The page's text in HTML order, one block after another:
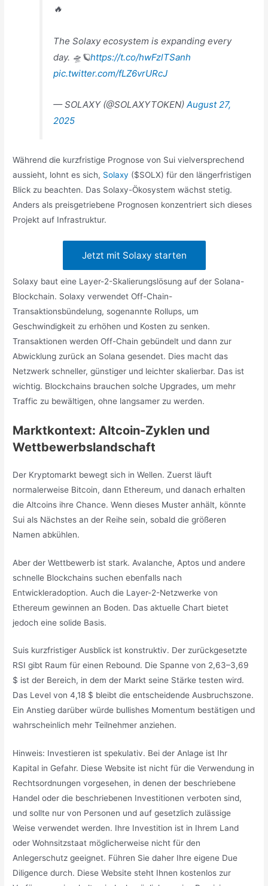
🔥
The Solaxy ecosystem is expanding every
day. 🛸🪐https://t.co/hwFzlTSanh
pic.twitter.com/fLZ6vrURcJ
— SOLAXY (@SOLAXYTOKEN)August 27,
2025
Während die kurzfristige Prognose von Sui vielversprechend
aussieht, lohnt es sich, Solaxy ($SOLX) für den längerfristigen
Blick zu beachten. Das Solaxy-Ökosystem wächst stetig.
Anders als preisgetriebene Prognosen konzentriert sich dieses
Projekt auf Infrastruktur.
Jetzt mit Solaxy starten
Solaxy baut eine Layer-2-Skalierungslösung auf der Solana-
Blockchain. Solaxy verwendet Off-Chain-
Transaktionsbündelung, sogenannte Rollups, um
Geschwindigkeit zu erhöhen und Kosten zu senken.
Transaktionen werden Off-Chain gebündelt und dann zur
Abwicklung zurück an Solana gesendet. Dies macht das
Netzwerk schneller, günstiger und leichter skalierbar. Das ist
wichtig. Blockchains brauchen solche Upgrades, um mehr
Traffic zu bewältigen, ohne langsamer zu werden.
Marktkontext: Altcoin-Zyklen und
Wettbewerbslandschaft
Der Kryptomarkt bewegt sich in Wellen. Zuerst läuft
normalerweise Bitcoin, dann Ethereum, und danach erhalten
die Altcoins ihre Chance. Wenn dieses Muster anhält, könnte
Sui als Nächstes an der Reihe sein, sobald die größeren
Namen abkühlen.
Aber der Wettbewerb ist stark. Avalanche, Aptos und andere
schnelle Blockchains suchen ebenfalls nach
Entwickleradoption. Auch die Layer-2-Netzwerke von
Ethereum gewinnen an Boden. Das aktuelle Chart bietet
jedoch eine solide Basis.
Suis kurzfristiger Ausblick ist konstruktiv. Der zurückgesetzte
RSI gibt Raum für einen Rebound. Die Spanne von 2,63–3,69
$ ist der Bereich, in dem der Markt seine Stärke testen wird.
Das Level von 4,18 $ bleibt die entscheidende Ausbruchszone.
Ein Anstieg darüber würde bullishes Momentum bestätigen und
wahrscheinlich mehr Teilnehmer anziehen.
Hinweis: Investieren ist spekulativ. Bei der Anlage ist Ihr
Kapital in Gefahr. Diese Website ist nicht für die Verwendung in
Rechtsordnungen vorgesehen, in denen der beschriebene
Handel oder die beschriebenen Investitionen verboten sind,
und sollte nur von Personen und auf gesetzlich zulässige
Weise verwendet werden. Ihre Investition ist in Ihrem Land
oder Wohnsitzstaat möglicherweise nicht für den
Anlegerschutz geeignet. Führen Sie daher Ihre eigene Due
Diligence durch. Diese Website steht Ihnen kostenlos zur